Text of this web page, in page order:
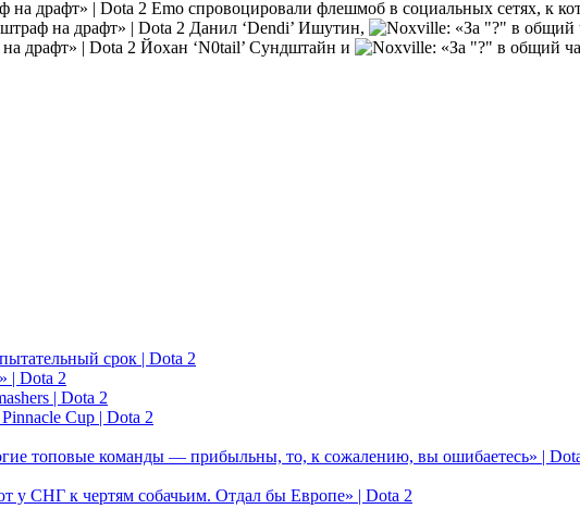
Emo спровоцировали флешмоб в социальных сетях, к
Данил ‘Dendi’ Ишутин,
Йохан ‘N0tail’ Сундштайн и
срок | Dota 2
| Dota 2
| Dota 2
Cup | Dota 2
топовые команды — прибыльны, то, к сожалению, вы ошибаетесь» |
у СНГ к чертям собачьим. Отдал бы Европе» | Dota 2